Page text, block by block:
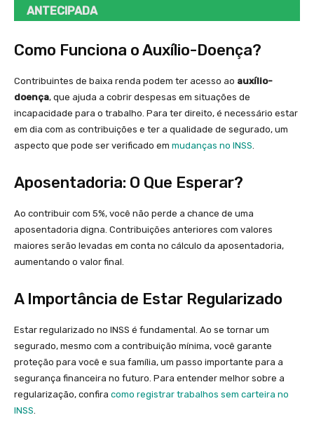
ANTECIPADA
Como Funciona o Auxílio-Doença?
Contribuintes de baixa renda podem ter acesso ao auxílio-
doença, que ajuda a cobrir despesas em situações de
incapacidade para o trabalho. Para ter direito, é necessário estar
em dia com as contribuições e ter a qualidade de segurado, um
aspecto que pode ser verificado em mudanças no INSS.
Aposentadoria: O Que Esperar?
Ao contribuir com 5%, você não perde a chance de uma
aposentadoria digna. Contribuições anteriores com valores
maiores serão levadas em conta no cálculo da aposentadoria,
aumentando o valor final.
A Importância de Estar Regularizado
Estar regularizado no INSS é fundamental. Ao se tornar um
segurado, mesmo com a contribuição mínima, você garante
proteção para você e sua família, um passo importante para a
segurança financeira no futuro. Para entender melhor sobre a
regularização, confira como registrar trabalhos sem carteira no
INSS.